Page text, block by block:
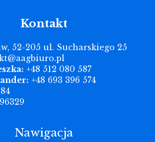
Kontakt
52-205 ul. Sucharskiego 25
+48 512 080 587
+48 693 396 574
Nawigacja